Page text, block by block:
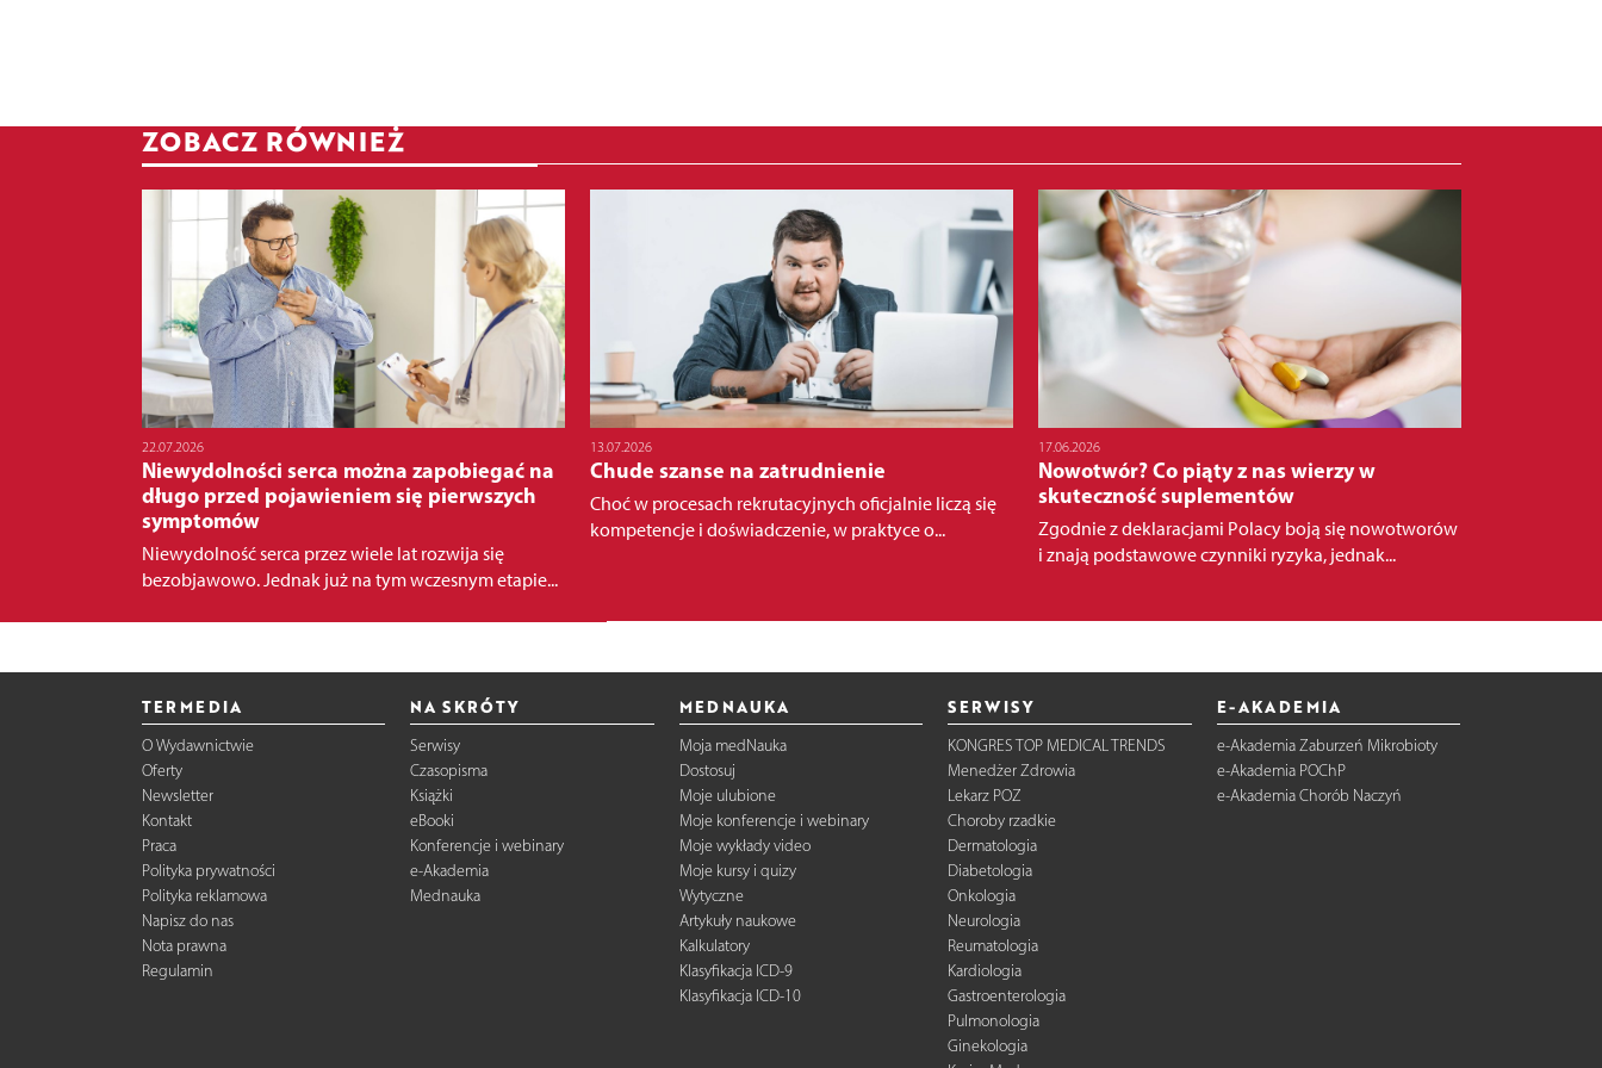
ZOBACZ RÓWNIEŻ
22.07.2026
Niewydolności serca można zapobiegać na
długo przed pojawieniem się pierwszych
symptomów
Niewydolność serca przez wiele lat rozwija się
bezobjawowo. Jednak już na tym wczesnym etapie...
13.07.2026
Chude szanse na zatrudnienie
Choć w procesach rekrutacyjnych oficjalnie liczą się
kompetencje i doświadczenie, w praktyce o...
17.06.2026
Nowotwór? Co piąty z nas wierzy w
skuteczność suplementów
Zgodnie z deklaracjami Polacy boją się nowotworów
i znają podstawowe czynniki ryzyka, jednak...
TERMEDIA
O Wydawnictwie
Oferty
Newsletter
Kontakt
Praca
Polityka prywatności
Polityka reklamowa
Napisz do nas
Nota prawna
Regulamin
NA SKRÓTY
Serwisy
Czasopisma
Książki
eBooki
Konferencje i webinary
e-Akademia
Mednauka
MEDNAUKA
Moja medNauka
Dostosuj
Moje ulubione
Moje konferencje i webinary
Moje wykłady video
Moje kursy i quizy
Wytyczne
Artykuły naukowe
Kalkulatory
Klasyfikacja ICD-9
Klasyfikacja ICD-10
SERWISY
KONGRES TOP MEDICAL TRENDS
Menedżer Zdrowia
Lekarz POZ
Choroby rzadkie
Dermatologia
Diabetologia
Onkologia
Neurologia
Reumatologia
Kardiologia
Gastroenterologia
Pulmonologia
Ginekologia
E-AKADEMIA
e-Akademia Zaburzeń Mikrobioty
e-Akademia POChP
e-Akademia Chorób Naczyń